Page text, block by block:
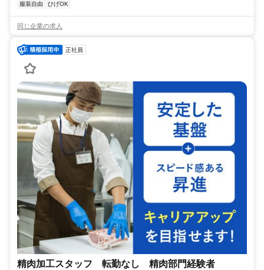
服装自由
ひげOK
同じ企業の求人
正社員
精肉加工スタッフ 転勤なし 精肉部門経験者